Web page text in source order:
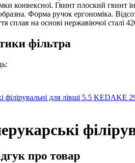
конвексної. Гвинт плоский гвинт
Форма ручок ергономіка.
сплав на основі нержавіючої
фільтра
філірувальні для лівші 5.5 KEDAKE
про товар